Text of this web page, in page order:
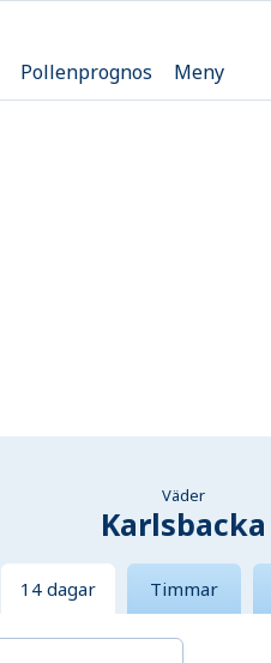
Pollenprognos Meny
Väder
Karlsbacka
14 dagar Timmar